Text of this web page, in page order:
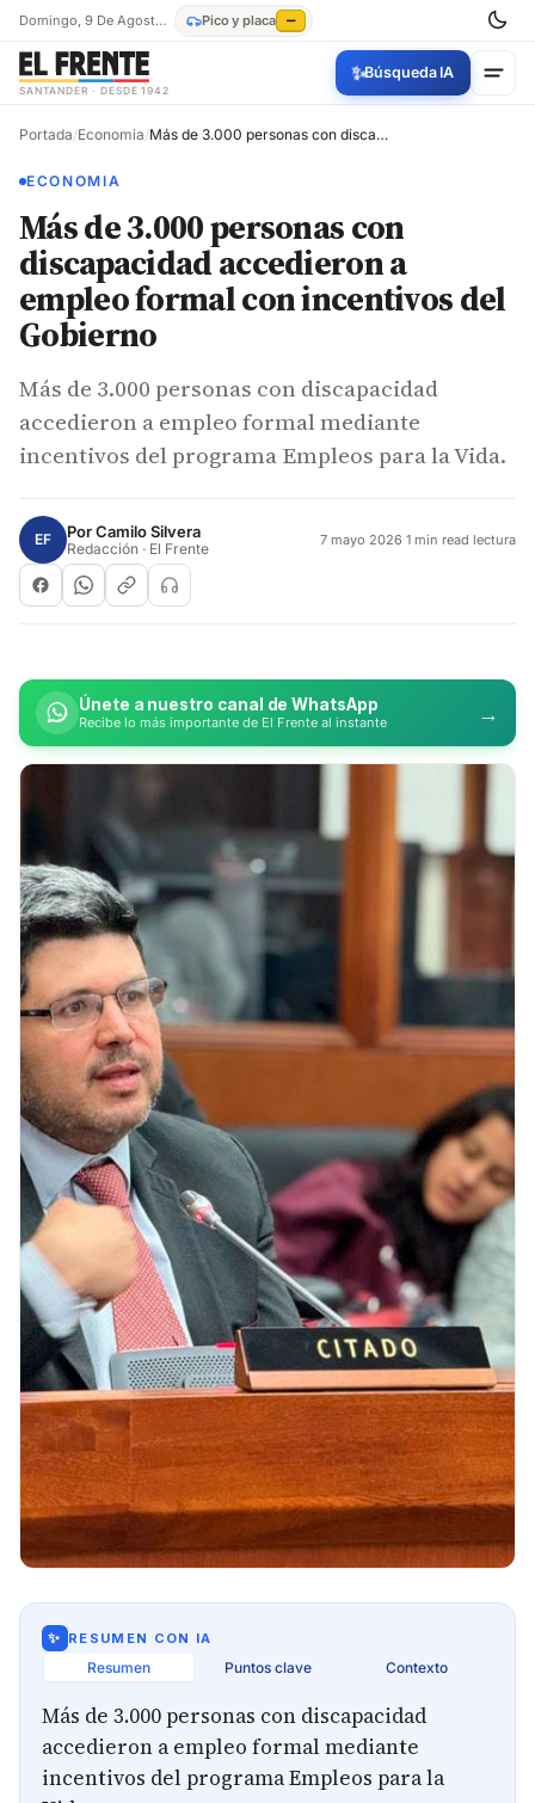
Domingo, 9 De Agosto De 2026 Pico y placa —
SANTANDER · DESDE 1942
✨Búsqueda IA
Portada/Economia/ Más de 3.000 personas con discapacidad accedieron a empleo formal con incentivos del Gobierno
ECONOMIA
Más de 3.000 personas con
discapacidad accedieron a
empleo formal con incentivos del
Gobierno
Más de 3.000 personas con discapacidad
accedieron a empleo formal mediante
incentivos del programa Empleos para la Vida.
EF PorCamilo Silvera
Redacción · El Frente 7 mayo 2026·1 min read lectura
Únete a nuestro canal de WhatsApp
Recibe lo más importante de El Frente al instante →
✨ RESUMEN CON IA
Resumen Puntos clave Contexto
Más de 3.000 personas con discapacidad
accedieron a empleo formal mediante
incentivos del programa Empleos para la